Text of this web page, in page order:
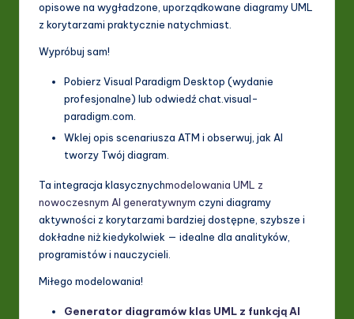
opisowe na wygładzone, uporządkowane diagramy UML
z korytarzami praktycznie natychmiast.
Wypróbuj sam!
Pobierz Visual Paradigm Desktop (wydanie
profesjonalne) lub odwiedź chat.visual-
paradigm.com.
Wklej opis scenariusza ATM i obserwuj, jak AI
tworzy Twój diagram.
Ta integracja klasycznychmodelowania UML z
nowoczesnym AI generatywnym czyni diagramy
aktywności z korytarzami bardziej dostępne, szybsze i
dokładne niż kiedykolwiek — idealne dla analityków,
programistów i nauczycieli.
Miłego modelowania!
Generator diagramów klas UML z funkcją AI